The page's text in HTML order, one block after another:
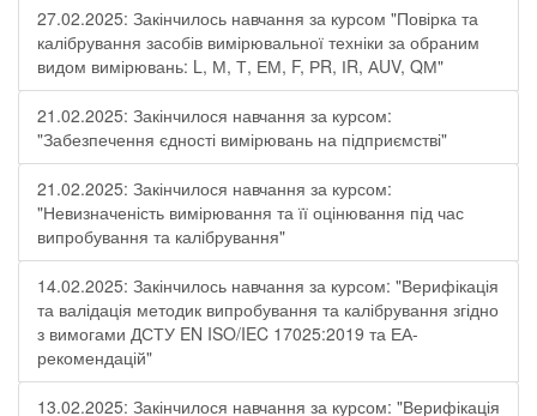
27.02.2025: Закінчилось навчання за курсом "Повірка та
калібрування засобів вимірювальної техніки за обраним
видом вимірювань: L, М, Т, ЕМ, F, РR, ІR, АUV, QМ"
21.02.2025: Закінчилося навчання за курсом:
"Забезпечення єдності вимірювань на підприємстві"
21.02.2025: Закінчилося навчання за курсом:
"Невизначеність вимірювання та її оцінювання під час
випробування та калібрування"
14.02.2025: Закінчилось навчання за курсом: "Верифікація
та валідація методик випробування та калібрування згідно
з вимогами ДСТУ EN ISO/IEC 17025:2019 та ЕА-
рекомендацій"
13.02.2025: Закінчилося навчання за курсом: "Верифікація